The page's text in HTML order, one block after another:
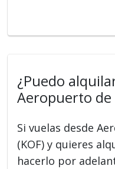
¿Puedo
Aeropuerto de
Si vuelas desde
(KOF) y quieres
hacerlo por